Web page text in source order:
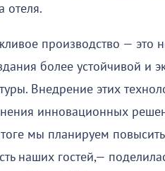
отеля.
производство — это
более устойчивой и
Внедрение этих
инновационных
мы планируем повысить
наших гостей,—